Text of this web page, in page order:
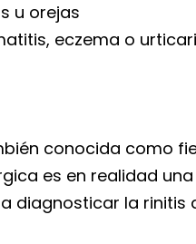
u orejas
eczema o
conocida como
es en realidad
diagnosticar la rinitis